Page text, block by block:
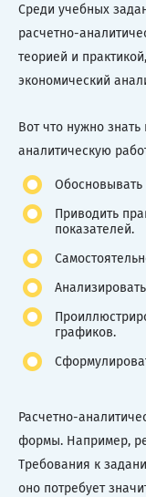
Среди учебных
расчетно-
теорией и
экономический
Вот что нужно
аналитическую
Обосновывать
Приводить
показателей.
графиков.
Расчетно-
формы. Например,
Требования к
оно потребует